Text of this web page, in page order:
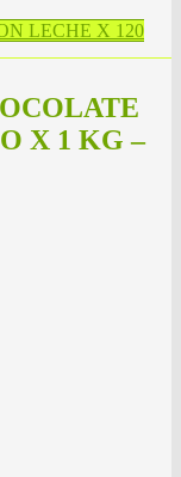
LECHE X 120
X 1 KG –